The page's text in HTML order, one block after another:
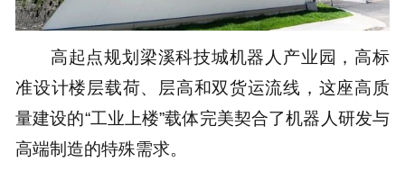
高起点规划梁溪科技城机器人产业园，高标
准设计楼层载荷、层高和双货运流线，这座高质
量建设的“工业上楼”载体完美契合了机器人研发与
高端制造的特殊需求。